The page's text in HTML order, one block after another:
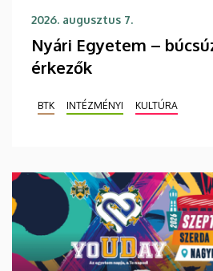
2026. augusztus 7.
Nyári Egyetem –
érkezők
BTK INTÉZMÉNYI KULTÚRA